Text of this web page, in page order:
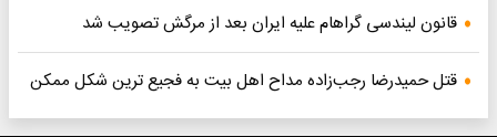
قانون لیندسی گراهام علیه ایران بعد از مرگش تصویب شد
قتل حمیدرضا رجب‌زاده مداح اهل بیت به فجیع ترین شکل ممکن